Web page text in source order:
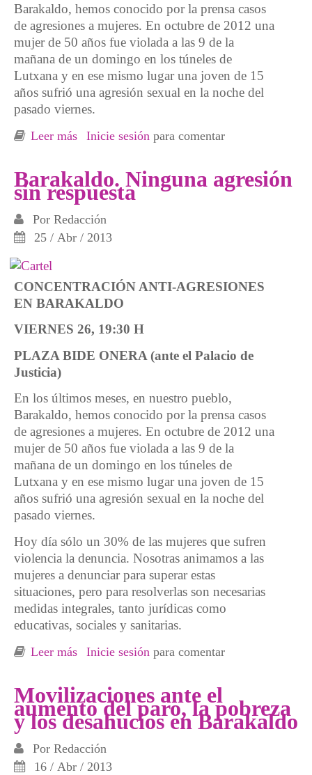
Barakaldo, hemos conocido por la prensa casos
de agresiones a mujeres. En octubre de 2012 una
mujer de 50 años fue violada a las 9 de la
mañana de un domingo en los túneles de
Lutxana y en ese mismo lugar una joven de 15
años sufrió una agresión sexual en la noche del
pasado viernes.
Leer más sobre Jaia, Gaua geurea da ere /la fiesta, la
Inicie sesión para comentar
Barakaldo. Ninguna agresión
sin respuesta
Por Redacción
25 / Abr / 2013
CONCENTRACIÓN ANTI-AGRESIONES
EN BARAKALDO
VIERNES 26, 19:30 H
PLAZA BIDE ONERA (ante el Palacio de
Justicia)
En los últimos meses, en nuestro pueblo,
Barakaldo, hemos conocido por la prensa casos
de agresiones a mujeres. En octubre de 2012 una
mujer de 50 años fue violada a las 9 de la
mañana de un domingo en los túneles de
Lutxana y en ese mismo lugar una joven de 15
años sufrió una agresión sexual en la noche del
pasado viernes.
Hoy día sólo un 30% de las mujeres que sufren
violencia la denuncia. Nosotras animamos a las
mujeres a denunciar para superar estas
situaciones, pero para resolverlas son necesarias
medidas integrales, tanto jurídicas como
educativas, sociales y sanitarias.
Leer más sobre Barakaldo. Ninguna agresión sin
Inicie sesión para comentar
Movilizaciones ante el
aumento del paro, la pobreza
y los desahucios en Barakaldo
Por Redacción
16 / Abr / 2013